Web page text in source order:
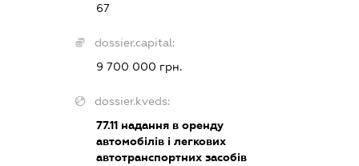
67
dossier.capital:
9 700 000 грн.
dossier.kveds:
77.11надання в оренду
автомобілів і легкових
автотранспортних засобів